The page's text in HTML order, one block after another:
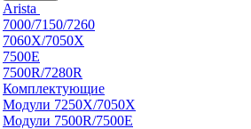
Arista
7000/7150/7260
7060X/7050X
7500E
7500R/7280R
Комплектующие
Модули 7250X/7050X
Модули 7500R/7500E